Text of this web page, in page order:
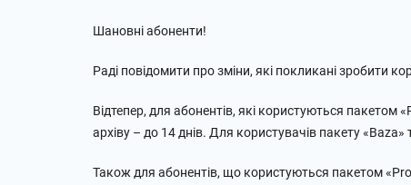
Шановні абоненти!
Раді повідомити про зміни, які покликані зробити
Відтепер, для абонентів, які користуються пакетом
архіву – до 14 днів. Для користувачів пакету «Baza»
Також для абонентів, що користуються пакетом